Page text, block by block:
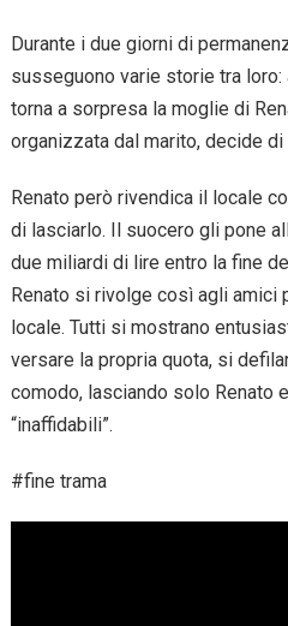
Durante i due giorni di
susseguono varie storie tra
torna a sorpresa la moglie di
organizzata dal marito, decide
Renato però rivendica il locale
di lasciarlo. Il suocero gli pone
due miliardi di lire entro la fine
Renato si rivolge così agli amici
locale. Tutti si mostrano
versare la propria quota, si
comodo, lasciando solo Renato
“inaffidabili”.
#fine trama